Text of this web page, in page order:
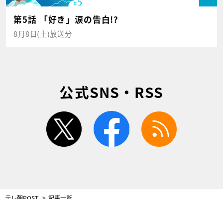
第5話 「好き」涙の告白!?
8月8日(土)放送分
公式SNS・RSS
twitter facebook